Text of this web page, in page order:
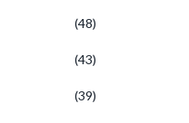
(48)
(43)
(39)